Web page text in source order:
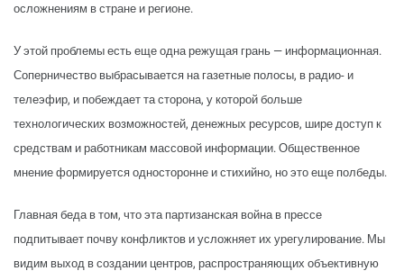
осложнениям в стране и регионе.
У этой проблемы есть еще одна режущая грань — информационная.
Соперничество выбрасывается на газетные полосы, в радио- и
телеэфир, и побеждает та сторона, у которой больше
технологических возможностей, денежных ресурсов, шире доступ к
средствам и работникам массовой информации. Общественное
мнение формируется односторонне и стихийно, но это еще полбеды.
Главная беда в том, что эта партизанская война в прессе
подпитывает почву конфликтов и усложняет их урегулирование. Мы
видим выход в создании центров, распространяющих объективную